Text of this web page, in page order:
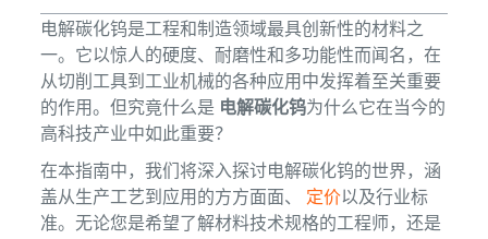
电解碳化钨是工程和制造领域最具创新性的材料之
一。它以惊人的硬度、耐磨性和多功能性而闻名，在
从切削工具到工业机械的各种应用中发挥着至关重要
的作用。但究竟什么是 电解碳化钨为什么它在当今的
高科技产业中如此重要？
在本指南中，我们将深入探讨电解碳化钨的世界，涵
盖从生产工艺到应用的方方面面、 定价以及行业标
准。无论您是希望了解材料技术规格的工程师，还是